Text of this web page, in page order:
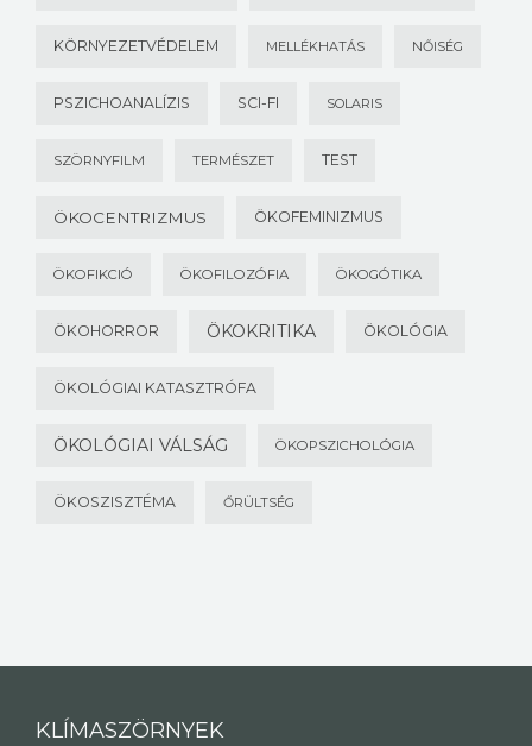
KÖRNYEZETVÉDELEM MELLÉKHATÁS NŐISÉG
PSZICHOANALÍZIS SCI-FI SOLARIS
SZÖRNYFILM TERMÉSZET TEST
ÖKOCENTRIZMUS ÖKOFEMINIZMUS
ÖKOFIKCIÓ ÖKOFILOZÓFIA ÖKOGÓTIKA
ÖKOHORROR ÖKOKRITIKA ÖKOLÓGIA
ÖKOLÓGIAI KATASZTRÓFA
ÖKOLÓGIAI VÁLSÁG ÖKOPSZICHOLÓGIA
ÖKOSZISZTÉMA ŐRÜLTSÉG
KLÍMASZÖRNYEK